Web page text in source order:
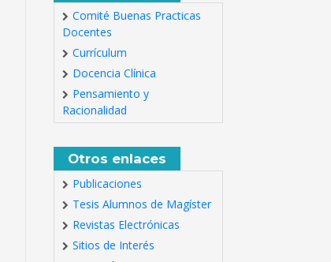
Comité Buenas Practicas
Docentes
Currículum
Docencia Clínica
Pensamiento y
Racionalidad
Otros enlaces
Publicaciones
Tesis Alumnos de Magíster
Revistas Electrónicas
Sitios de Interés